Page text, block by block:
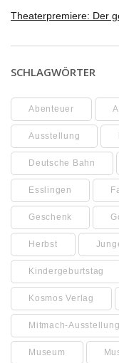
Theaterpremiere: Der
SCHLAGWÖRTER
Abenteuer
Ausstellung
Deutsche Bahn
Esslingen
Geschenk
Herbst
Kindergeburtstag
Kosmos Verlag
Mitmach-Ausstellung
Museum